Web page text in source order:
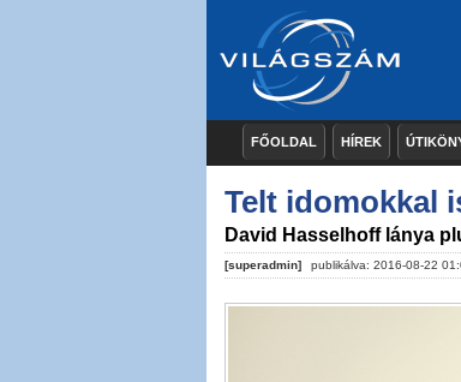
FŐOLDAL HÍREK
Telt idomokkal
David Hasselhoff lánya
[superadmin] publikálva: 2016-08-22